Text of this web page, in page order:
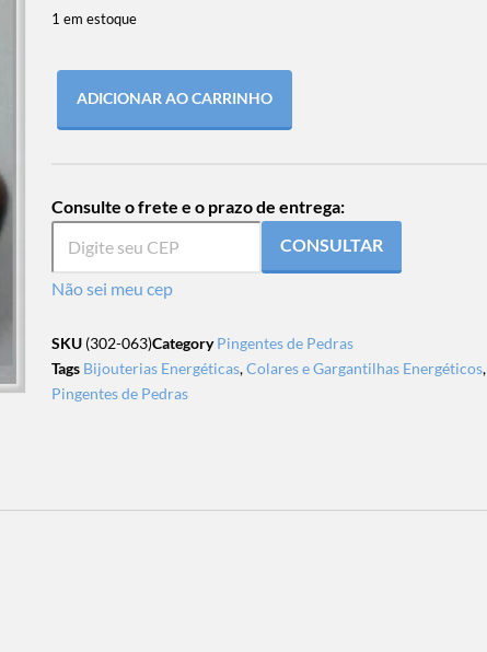
1 em estoque
ADICIONAR AO CARRINHO
Consulte o frete e o prazo de entrega:
CONSULTAR
Não sei meu cep
SKU (302-063)Category Pingentes de Pedras
Tags Bijouterias Energéticas,Colares e Gargantilhas Energéticos,
Pingentes de Pedras